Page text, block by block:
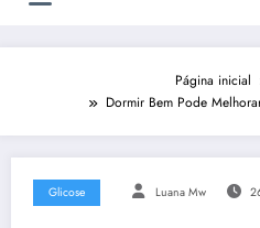
Página inicial
Dormir Bem Pode
Glicose Luana Mw